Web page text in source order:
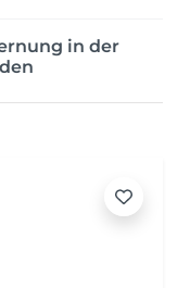
in der